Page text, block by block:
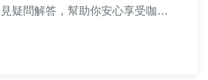
疑問解答，幫助你安心享受咖啡
業建議，適合關注健康的咖啡愛